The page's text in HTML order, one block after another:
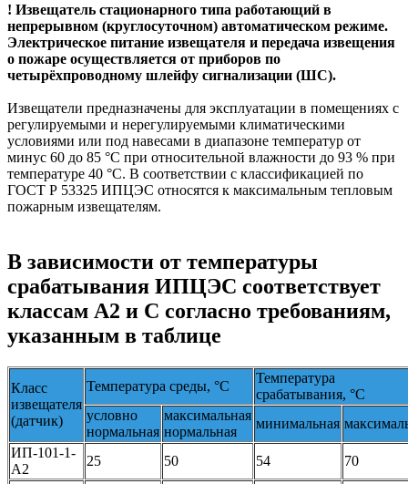
! Извещатель стационарного типа работающий в
непрерывном (круглосуточном) автоматическом режиме.
Электрическое питание извещателя и передача извещения
о пожаре осуществляется от приборов по
четырёхпроводному шлейфу сигнализации (ШС).
Извещатели предназначены для эксплуатации в помещениях с
регулируемыми и нерегулируемыми климатическими
условиями или под навесами в диапазоне температур от
минус 60 до 85 °С при относительной влажности до 93 % при
температуре 40 °С. В соответствии с классификацией по
ГОСТ Р 53325 ИПЦЭС относятся к максимальным тепловым
пожарным извещателям.
В зависимости от температуры
срабатывания ИПЦЭС соответствует
классам А2 и C согласно требованиям,
указанным в таблице
Класс
извещателя
(датчик)
Температура среды, °С
Температура
срабатывания, °С
условно
нормальная
максимальная
нормальная
минимальная
ИП-101-1-
А2
25 50 54
70